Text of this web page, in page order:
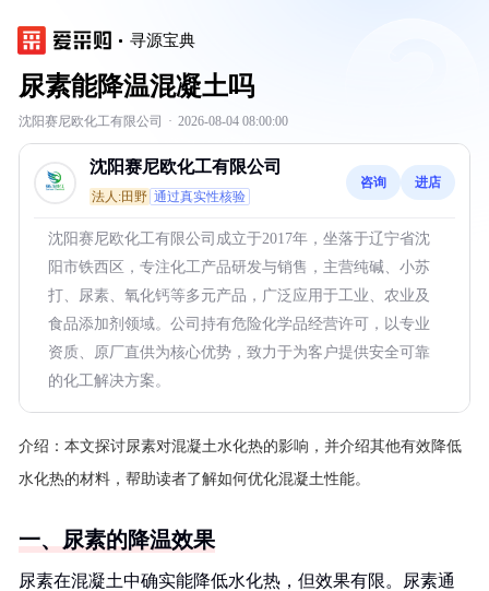
寻源宝典
尿素能降温混凝土吗
沈阳赛尼欧化工有限公司 · 2026-08-04 08:00:00
沈阳赛尼欧化工有限公司
法人:田野 通过真实性核验
咨询 进店
沈阳赛尼欧化工有限公司成立于2017年，坐落于辽宁省沈
阳市铁西区，专注化工产品研发与销售，主营纯碱、小苏
打、尿素、氧化钙等多元产品，广泛应用于工业、农业及
食品添加剂领域。公司持有危险化学品经营许可，以专业
资质、原厂直供为核心优势，致力于为客户提供安全可靠
的化工解决方案。
介绍： 本文探讨尿素对混凝土水化热的影响，并介绍其他有效降低
水化热的材料，帮助读者了解如何优化混凝土性能。
一、尿素的降温效果
尿素在混凝土中确实能降低水化热，但效果有限。尿素通